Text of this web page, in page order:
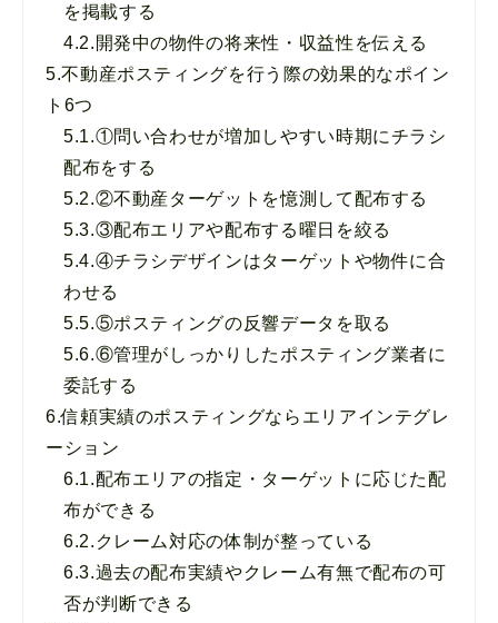
を掲載する
4.2. 開発中の物件の将来性・収益性を伝える
5.不動産ポスティングを行う際の効果的なポイン
ト6つ
5.1.①問い合わせが増加しやすい時期にチラシ
配布をする
5.2.②不動産ターゲットを憶測して配布する
5.3.③配布エリアや配布する曜日を絞る
5.4.④チラシデザインはターゲットや物件に合
わせる
5.5.⑤ポスティングの反響データを取る
5.6.⑥管理がしっかりしたポスティング業者に
委託する
6.信頼実績のポスティングならエリアインテグレ
ーション
6.1.配布エリアの指定・ターゲットに応じた配
布ができる
6.2. クレーム対応の体制が整っている
6.3.過去の配布実績やクレーム有無で配布の可
否が判断できる